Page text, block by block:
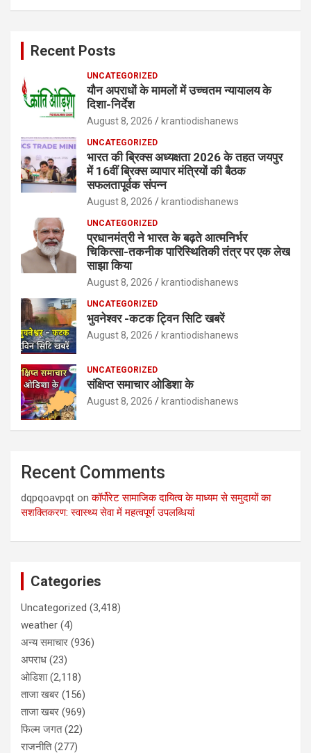
Recent Posts
UNCATEGORIZED
यौन अपराधों के मामलों में उच्चतम न्यायालय के
दिशा-निर्देश
August 8, 2026 krantiodishanews
UNCATEGORIZED
भारत की ब्रिक्‍स अध्यक्षता 2026 के तहत जयपुर
में 16वीं ब्रिक्‍स व्यापार मंत्रियों की बैठक
सफलतापूर्वक संपन्न
August 8, 2026 krantiodishanews
UNCATEGORIZED
प्रधानमंत्री ने भारत के बढ़ते आत्मनिर्भर
चिकित्सा-तकनीक पारिस्थितिकी तंत्र पर एक लेख
साझा किया
August 8, 2026 krantiodishanews
UNCATEGORIZED
भुवनेश्वर -कटक ट्विन सिटि खबरें
August 8, 2026 krantiodishanews
UNCATEGORIZED
संक्षिप्त समाचार ओडिशा के
August 8, 2026 krantiodishanews
Recent Comments
dqpqoavpqt onकॉर्पोरेट सामाजिक दायित्व के माध्यम से समुदायों का
सशक्तिकरण: स्वास्थ्य सेवा में महत्वपूर्ण उपलब्धियां
Categories
Uncategorized (3,418)
weather (4)
अन्य समाचार (936)
अपराध (23)
ओडिशा(2,118)
ताजा खबर (156)
ताजा खबर (969)
फिल्म जगत(22)
राजनीति(277)